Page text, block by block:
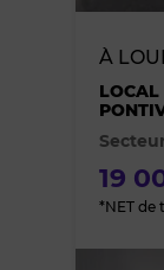
À
LOCAL
19
*NET de